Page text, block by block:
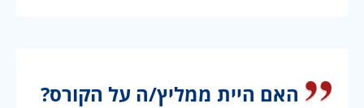
האם היית ממליץ/ה על הקורס?